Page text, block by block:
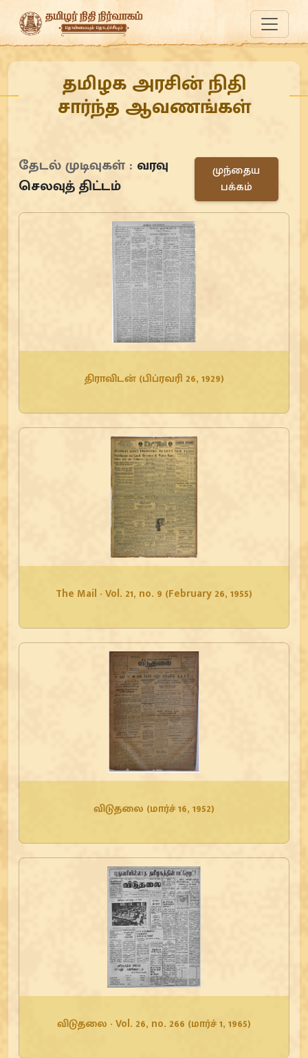
தமிழக அரசின் நிதி
சார்ந்த ஆவணங்கள்
தேடல் முடிவுகள் : வரவு
செலவுத் திட்டம்
முந்தைய
பக்கம்
திராவிடன் (பிப்ரவரி 26, 1929)
The Mail - Vol. 21, no. 9 (February 26, 1955)
விடுதலை (மார்ச் 16, 1952)
விடுதலை - Vol. 26, no. 266 (மார்ச் 1, 1965)